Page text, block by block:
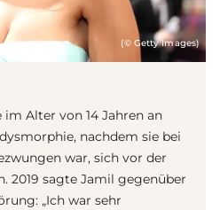
(© Getty Images)
Alter von 14 Jahren an
nachdem sie bei
war, sich vor der
2019 sagte Jamil gegenüber
„Ich war sehr